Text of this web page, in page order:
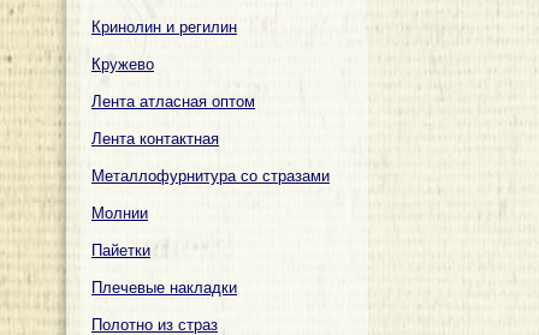
Кринолин и регилин
Кружево
Лента атласная оптом
Лента контактная
Металлофурнитура со стразами
Молнии
Пайетки
Плечевые накладки
Полотно из страз